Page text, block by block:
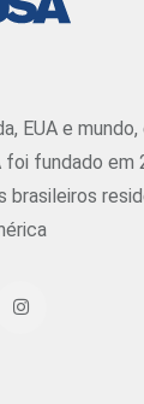
EUA e
fundado em
brasileiros